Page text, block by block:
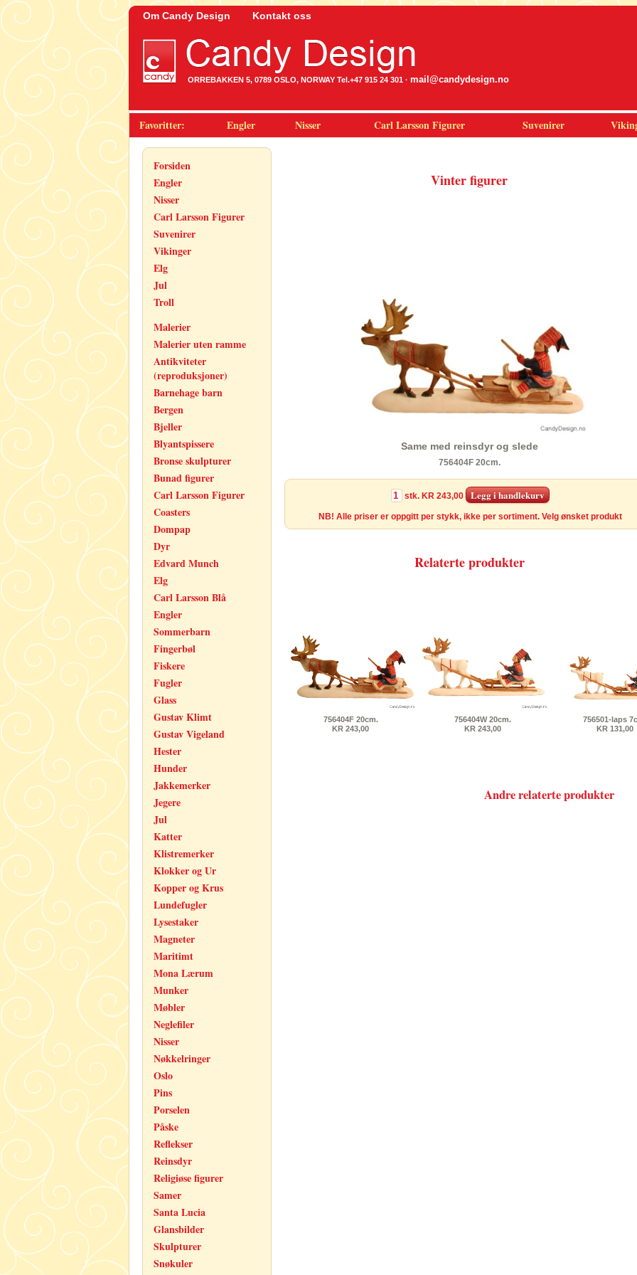
Om Candy Design Kontakt oss
ORREBAKKEN 5, 0789 OSLO, NORWAY Tel.+47 915 24 301 · mail@candydesign.no
Favoritter: Engler Nisser Carl Larsson Figurer Suvenirer
Forsiden
Engler
Nisser
Carl Larsson Figurer
Suvenirer
Vikinger
Elg
Jul
Troll
Malerier
Malerier uten ramme
Antikviteter
(reproduksjoner)
Barnehage barn
Bergen
Bjeller
Blyantspissere
Bronse skulpturer
Bunad figurer
Carl Larsson Figurer
Coasters
Dompap
Dyr
Edvard Munch
Elg
Carl Larsson Blå
Engler
Sommerbarn
Fingerbøl
Fiskere
Fugler
Glass
Gustav Klimt
Gustav Vigeland
Hester
Hunder
Jakkemerker
Jegere
Jul
Katter
Klistremerker
Klokker og Ur
Kopper og Krus
Lundefugler
Lysestaker
Magneter
Maritimt
Mona Lærum
Munker
Møbler
Neglefiler
Nisser
Nøkkelringer
Oslo
Pins
Porselen
Påske
Reflekser
Reinsdyr
Religiøse figurer
Samer
Santa Lucia
Glansbilder
Skulpturer
Snøkuler
Vinter figurer
Same med reinsdyr og slede
756404F 20cm.
stk. KR 243,00
NB! Alle priser er oppgitt per stykk, ikke per sortiment. Velg ønsket produkt
Relaterte produkter
756404F 20cm.
KR 243,00
756404W 20cm.
KR 243,00
756501-laps
KR 131,00
Andre relaterte produkter